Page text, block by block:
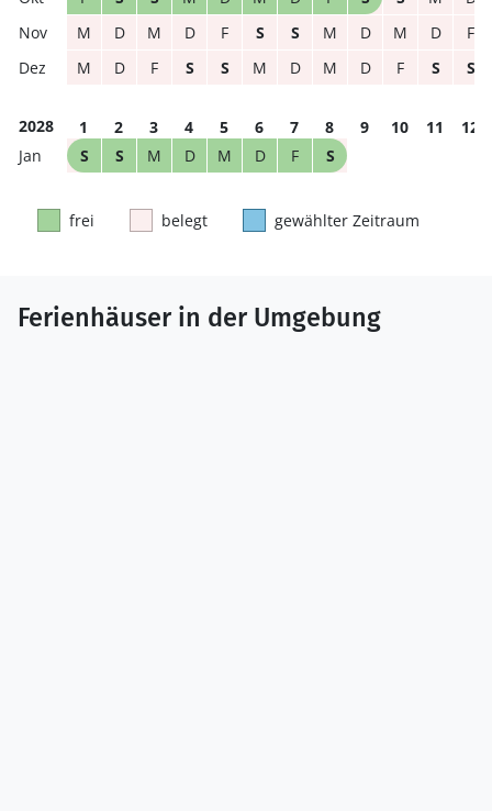
M
D M D F S S M D M D
F
M
D F S S M D M D F S S
2028 1 2 3 4 5 6 7 8 9 10 11
12
S
S M D M D F S
frei belegt gewählter Zeitraum
Ferienhäuser in der Umgebung